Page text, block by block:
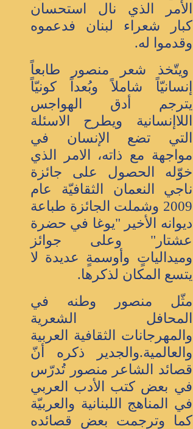
الأمر الذي نال استحسان
كبار شعراء لبنان فدعموه
وقدموا له.
ويتّخذ شعر منصور طابعاً
إنسانيّاً شاملاً وبُعداً كونيّاً
يترجم أدق الهواجس
اللاإنسانية ويطرح الاسئلة
التي تضع الإنسان في
مواجهة مع ذاته، الامر الذي
خوّله الحصول على جائزة
ناجي النعمان الثقافيّة عام
2009 وشملت الجائزة طباعة
ديوانه الأخير "يوغا في حضرة
عشتار" وعلى جوائز
وميدالياتٍ وأوسمةٍ عديدة لا
يتسع المكان لذكرها.
مثّل منصور وطنه في
المحافل الشعرية
والمهرجانات الثقافية العربية
والعالمية.والجدير ذكره أنّ
قصائد الشاعر منصور تُدرّس
في بعض كتب الأدب العربي
في المناهج اللبنانية والعربيّة
كما وترجمت بعض قصائده